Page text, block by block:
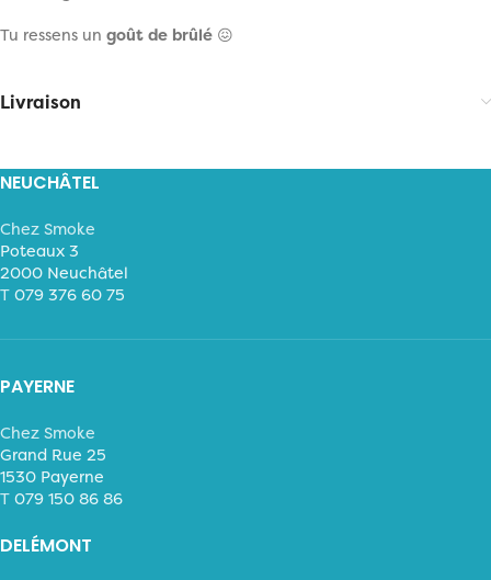
Tu ressens un goût de brûlé 😖
Livraison
NEUCHÂTEL
Chez Smoke
Poteaux 3
2000 Neuchâtel
T 079 376 60 75
PAYERNE
Chez Smoke
Grand Rue 25
1530 Payerne
T 079 150 86 86
DELÉMONT